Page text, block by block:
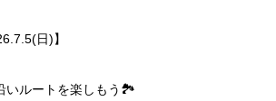
日)】
いルートを楽しもう🏞️